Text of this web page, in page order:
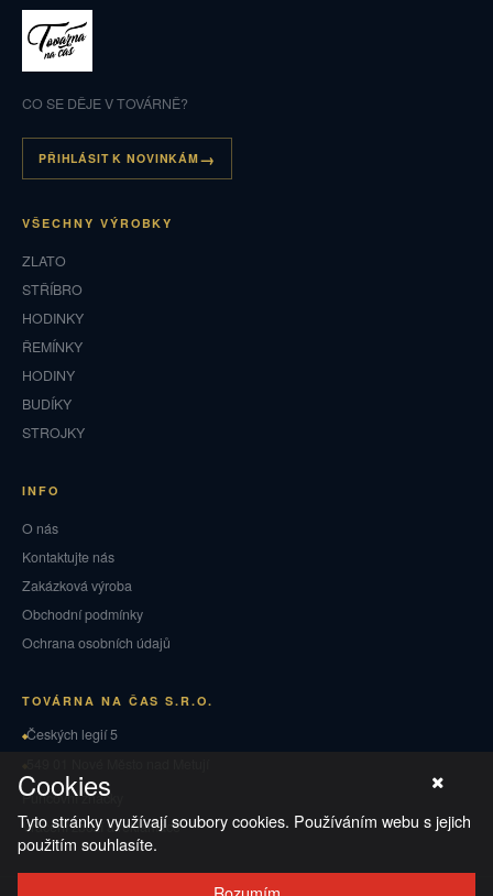
CO SE DĚJE V TOVÁRNĚ?
PŘIHLÁSIT K NOVINKÁM
VŠECHNY VÝROBKY
ZLATO
STŘÍBRO
HODINKY
ŘEMÍNKY
HODINY
BUDÍKY
STROJKY
INFO
O nás
Kontaktujte nás
Zakázková výroba
Obchodní podmínky
Ochrana osobních údajů
TOVÁRNA NA ČAS S.R.O.
Českých legií 5
Puncovní značky
Vrácení zboží a reklamace
Cookies
Tyto stránky využívají soubory cookies. Používáním webu s jejich
použitím souhlasíte.